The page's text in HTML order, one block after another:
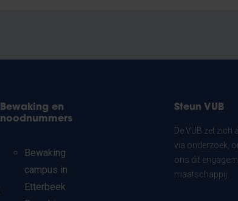
Bewaking en
noodnummers
Bewaking
campus in
Etterbeek
Steun VUB
De VUB zet zich
via onderzoek,
ons dit
maatschappij.